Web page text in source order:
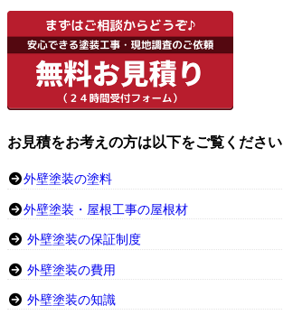
お見積をお考えの方は以下をご覧ください
外壁塗装の塗料
外壁塗装・屋根工事の屋根材
外壁塗装の保証制度
外壁塗装の費用
外壁塗装の知識